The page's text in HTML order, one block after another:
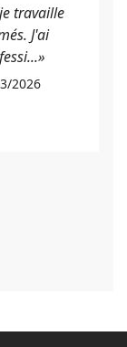
travaille
J'ai
2026